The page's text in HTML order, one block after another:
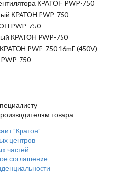
КРАТОН PWP-750
КРАТОН PWP-750
PWP-750
КРАТОН PWP-750
PWP-750 16mF (450V)
750
товара
"Кратон"
центров
частей
соглашение